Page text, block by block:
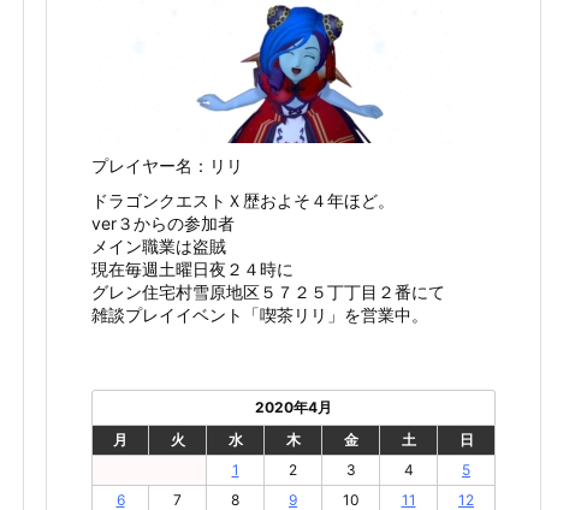
プレイヤー名：リリ
ドラゴンクエストＸ歴およそ４年ほど。
ver３からの参加者
メイン職業は盗賊
現在毎週土曜日夜２４時に
グレン住宅村雪原地区５７２５丁丁目２番にて
雑談プレイイベント「喫茶リリ」を営業中。
2020年4月
月
火 水 木 金 土
日
1
2 3 4
5
6
7 8 9 10 11
12